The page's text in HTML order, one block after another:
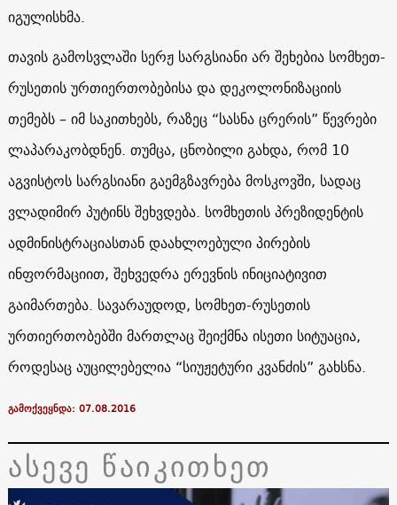
იგულისხმა.
თავის გამოსვლაში სერჟ სარგსიანი არ შეხებია სომხეთ-
რუსეთის ურთიერთობებისა და დეკოლონიზაციის
თემებს – იმ საკითხებს, რაზეც “სასნა ცრერის” წევრები
ლაპარაკობდნენ. თუმცა, ცნობილი გახდა, რომ 10
აგვისტოს სარგსიანი გაემგზავრება მოსკოვში, სადაც
ვლადიმირ პუტინს შეხვდება. სომხეთის პრეზიდენტის
ადმინისტრაციასთან დაახლოებული პირების
ინფორმაციით, შეხვედრა ერევნის ინიციატივით
გაიმართება. სავარაუდოდ, სომხეთ-რუსეთის
ურთიერთობებში მართლაც შეიქმნა ისეთი სიტუაცია,
როდესაც აუცილებელია “სიუჟეტური კვანძის” გახსნა.
გამოქვეყნდა: 07.08.2016
ასევე წაიკითხეთ